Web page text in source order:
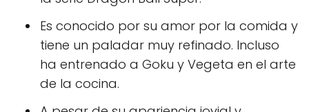
Es conocido por su amor por la comida y
tiene un paladar muy refinado. Incluso
ha entrenado a Goku y Vegeta en el arte
de la cocina.